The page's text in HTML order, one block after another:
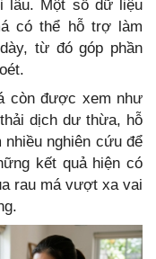
lâu. Một số dữ liệu
có thể hỗ trợ làm
từ đó góp phần
còn được xem như
dịch dư thừa, hỗ
nghiên cứu để
kết quả hiện có
rau má vượt xa vai